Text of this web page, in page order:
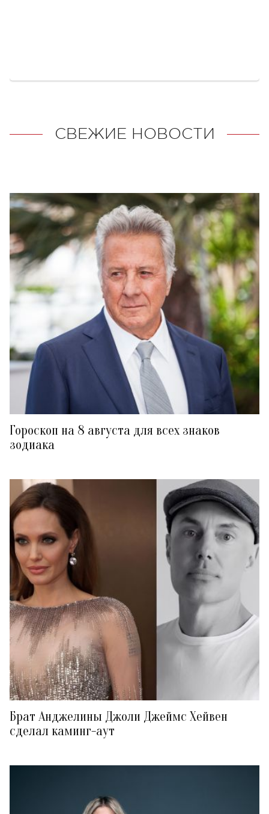
СВЕЖИЕ НОВОСТИ
Гороскоп на 8 августа для всех знаков
зодиака
Брат Анджелины Джоли Джеймс Хейвен
сделал каминг-аут